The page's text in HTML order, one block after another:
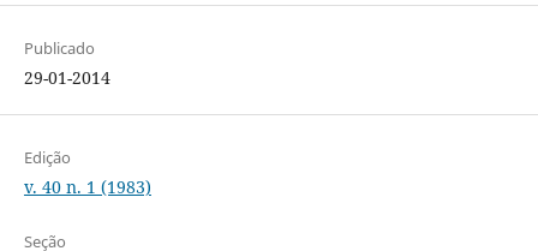
Publicado
29-01-2014
Edição
v. 40 n. 1 (1983)
Seção